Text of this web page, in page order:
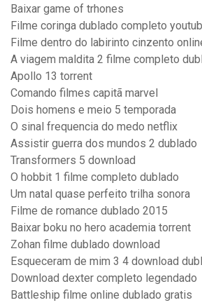
Baixar game of trhones
Filme coringa dublado completo
Filme dentro do labirinto cinzento
A viagem maldita 2 filme completo
Apollo 13 torrent
Comando filmes capitã marvel
Dois homens e meio 5 temporada
O sinal frequencia do medo netflix
Assistir guerra dos mundos 2 dublado
Transformers 5 download
O hobbit 1 filme completo dublado
Um natal quase perfeito trilha sonora
Filme de romance dublado 2015
Baixar boku no hero academia torrent
Zohan filme dublado download
Esqueceram de mim 3 4 download
Download dexter completo legendado
Battleship filme online dublado gratis